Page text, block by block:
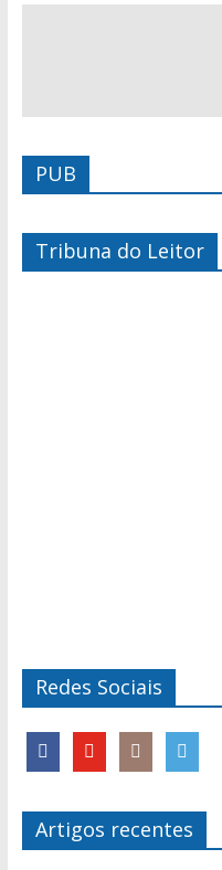
PUB
Tribuna do Leitor
Redes Sociais
Artigos recentes